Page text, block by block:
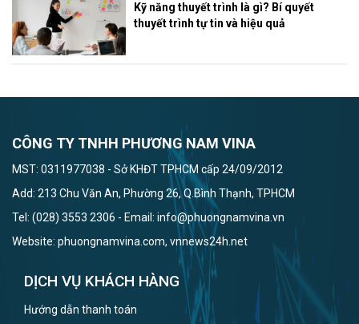
Kỹ năng thuyết trình là gì? Bí quyết
thuyết trình tự tin và hiệu quả
CÔNG TY TNHH PHƯƠNG NAM VINA
MST: 0311977038 - Sở KHĐT TPHCM cấp 24/09/2012
Add: 213 Chu Văn An, Phường 26, Q.Bình Thạnh, TPHCM
Tel: (028) 3553 2306 - Email: info@phuongnamvina.vn
Website: phuongnamvina.com, vnnews24h.net
DỊCH VỤ KHÁCH HÀNG
Hướng dẫn thanh toán